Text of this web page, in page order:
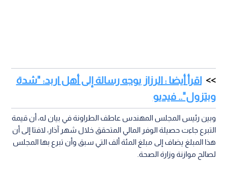
اقرأ أيضا : الرزاز يوجه رسالة إلى أهل اربد: "شدة
وبتزول".. فيديو
وبين رئيس المجلس المهندس عاطف الطراونة في بيان له، أن قيمة
التبرع جاءت حصيلة الوفر المالي المتحقق خلال شهر آذار، لافتا إلى أن
هذا المبلغ يضاف إلى مبلغ المئة ألف التي سبق وأن تبرع بها المجلس
لصالح موازنة وزارة الصحة.